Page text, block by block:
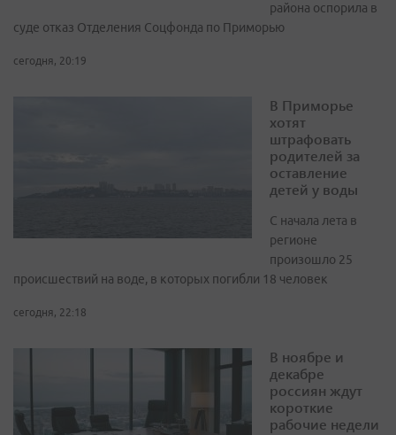
района оспорила в
суде отказ Отделения Соцфонда по Приморью
сегодня, 20:19
В Приморье
хотят
штрафовать
родителей за
оставление
детей у воды
С начала лета в
регионе
произошло 25
происшествий на воде, в которых погибли 18 человек
сегодня, 22:18
В ноябре и
декабре
россиян ждут
короткие
рабочие недели